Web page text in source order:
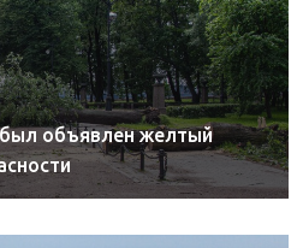
объявлен желтый